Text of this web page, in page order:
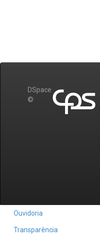
DSpace
©
Ouvidoria
Transparência